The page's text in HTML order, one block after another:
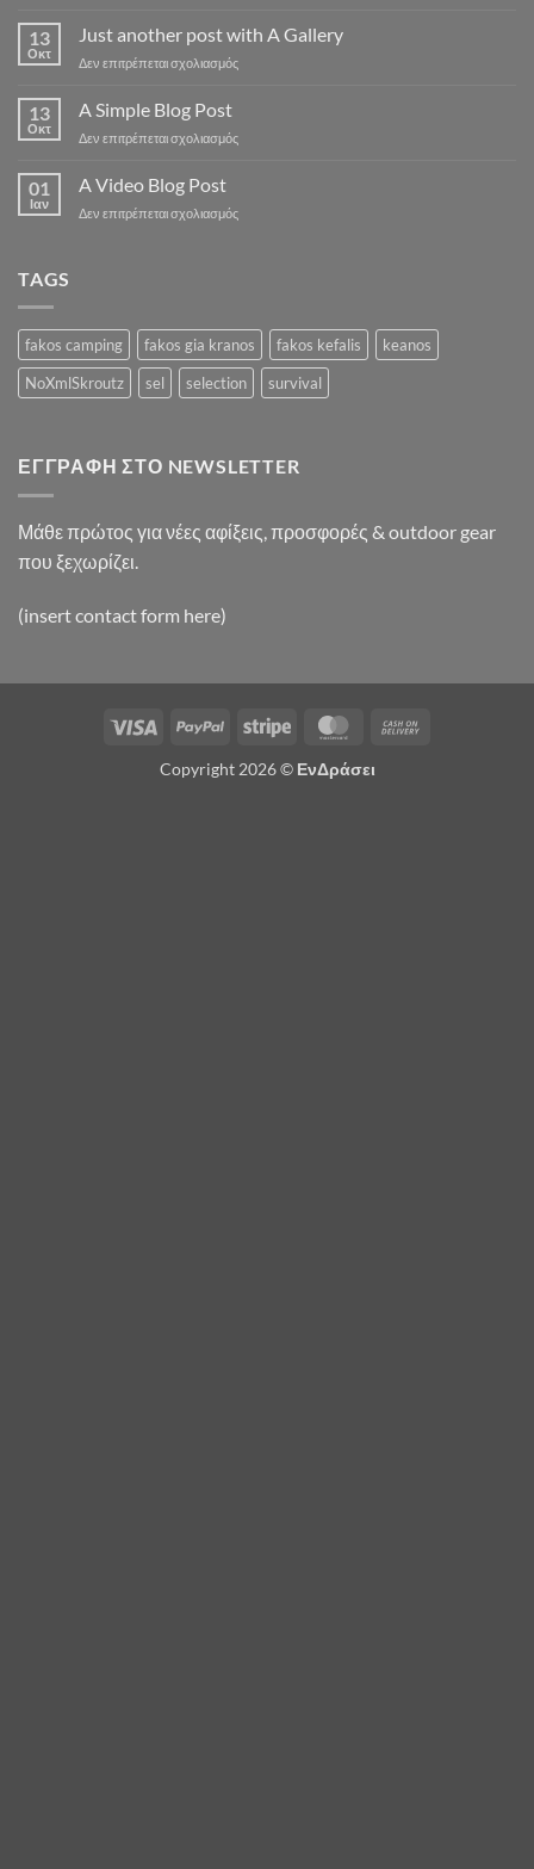
to
Flatsome
13
Οκτ
Just another post with A Gallery
Δεν επιτρέπεται σχολιασμόςστο
with
13
Οκτ
A Simple Blog Post
Δεν επιτρέπεται σχολιασμόςστο
Post
01
Ιαν
A Video Blog Post
Δεν επιτρέπεται σχολιασμόςστο
TAGS
fakos camping fakos gia kranos fakos kefalis
keanos
NoXmlSkroutz
sel selection survival
ΕΓΓΡΑΦΉ ΣΤΟ NEWSLETTER
Μάθε πρώτος για νέες αφίξεις, προσφορές & outdoor gear
που ξεχωρίζει.
(insert contact form here)
Visa PayPal Stripe MasterCard
Copyright 2026 © ΕνΔράσει